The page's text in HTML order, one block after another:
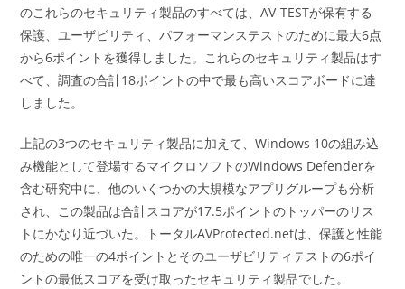
のこれらのセキュリティ製品のすべては、AV-TESTが保有する
保護、ユーザビリティ、パフォーマンステストのために最大6点
から6ポイントを獲得しました。これらのセキュリティ製品はす
べて、調査の合計18ポイントの中で最も高いスコアボードに達
しました。
上記の3つのセキュリティ製品に加えて、Windows 10の組み込
み機能として登場するマイクロソフトのWindows Defenderを
含む研究中に、他のいくつかの大規模なアプリグループも分析
され、この製品は合計スコアが17.5ポイントのトッパーのリス
トにかなり近づいた。トータルAVProtected.netは、保護と性能
のための唯一の4ポイントとそのユーザビリティテストの6ポイ
ントの最低スコアを受け取ったセキュリティ製品でした。